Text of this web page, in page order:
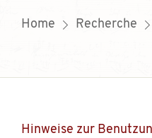
Home Recherche
Hinweise zur